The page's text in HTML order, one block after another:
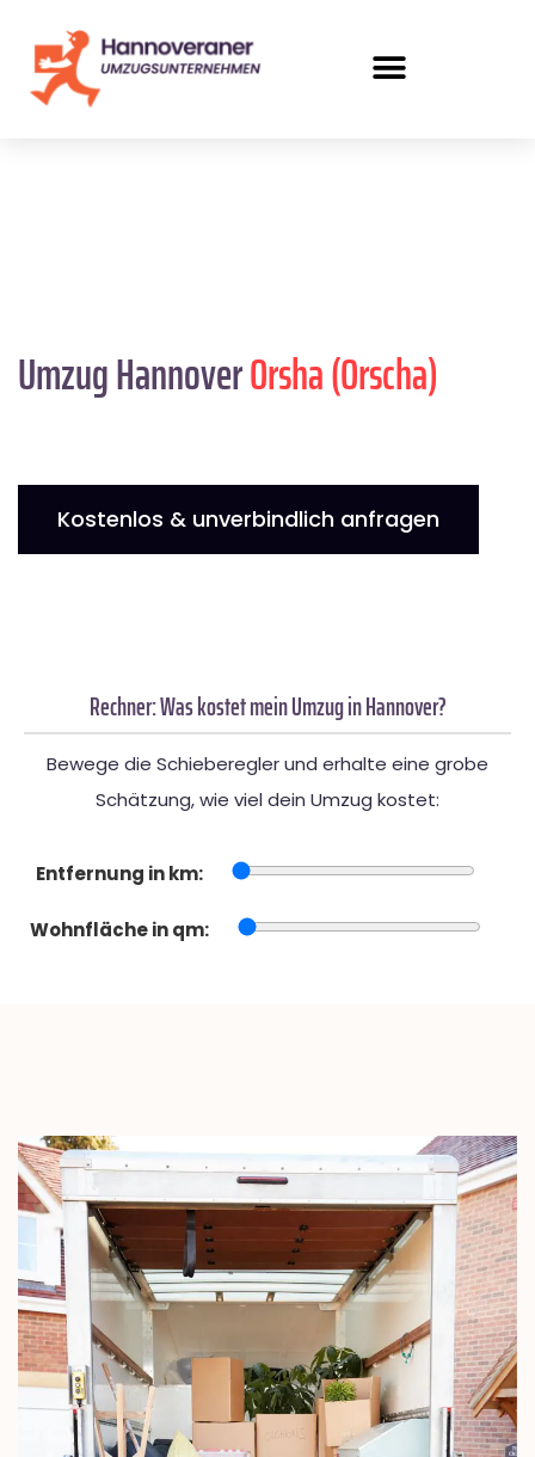
Umzug HannoverOrsha (Orscha)
Kostenlos & unverbindlich anfragen
Rechner: Was kostet mein Umzug in Hannover?
Bewege die Schieberegler und erhalte eine grobe
Schätzung, wie viel dein Umzug kostet:
Entfernung in km:
Wohnfläche in qm: